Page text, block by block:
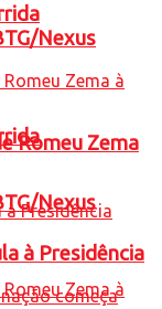
Nexus
Nexus
Romeu Zema
à Presidência